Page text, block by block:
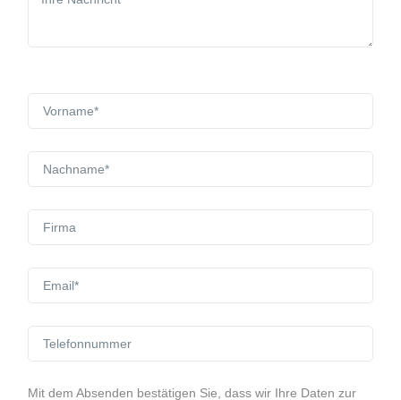
Mit dem Absenden bestätigen Sie, dass wir Ihre Daten zur